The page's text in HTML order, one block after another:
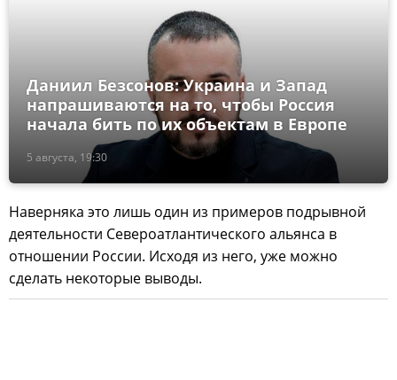
5 августа, 19:30
Даниил Безсонов: Украина и Запад
напрашиваются на то, чтобы Россия
начала бить по их объектам в Европе
Наверняка это лишь один из примеров подрывной
деятельности Североатлантического альянса в
отношении России. Исходя из него, уже можно
сделать некоторые выводы.